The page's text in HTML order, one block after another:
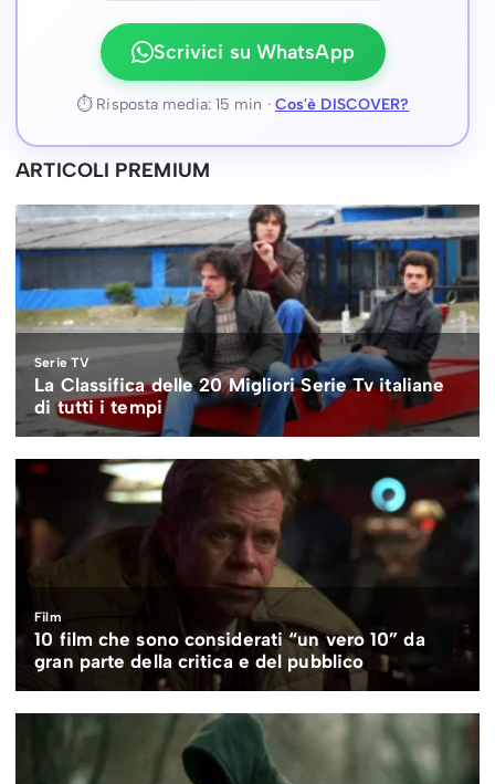
Scrivici su WhatsApp
⏱ Risposta media: 15 min · Cos'è DISCOVER?
ARTICOLI PREMIUM